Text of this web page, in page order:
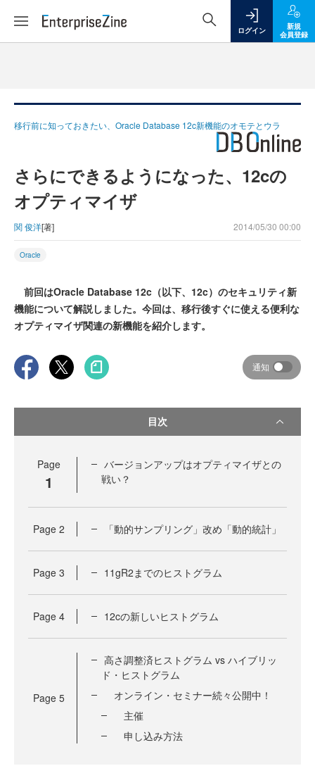
ログイン
新規
会員登録
移行前に知っておきたい、Oracle Database 12c新機能のオモテとウラ
さらにできるようになった、12cの
オプティマイザ
関 俊洋[著] 2014/05/30 00:00
Oracle
前回はOracle Database 12c（以下、12c）のセキュリティ新
機能について解説しました。今回は、移行後すぐに使える便利な
オプティマイザ関連の新機能を紹介します。
通知
目次
Page
1
バージョンアップはオプティマイザとの
戦い？
Page 2 「動的サンプリング」改め「動的統計」
Page 3 11gR2までのヒストグラム
Page 4 12cの新しいヒストグラム
Page 5
高さ調整済ヒストグラム vs ハイブリッ
ド・ヒストグラム
オンライン・セミナー続々公開中！
主催
申し込み方法